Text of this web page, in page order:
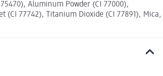
Aluminum Powder (CI 77000),
(CI 77742), Titanium Dioxide (CI 77891), Mica,